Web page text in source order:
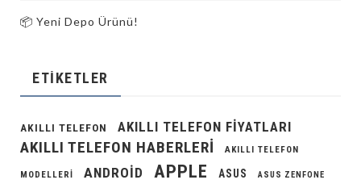
📦 Yeni Depo Ürünü!
ETIKETLER
AKILLI TELEFON AKILLI TELEFON FIYATLARI
AKILLI TELEFON HABERLERI AKILLI TELEFON
MODELLERI ANDROID APPLE ASUS ASUS ZENFONE